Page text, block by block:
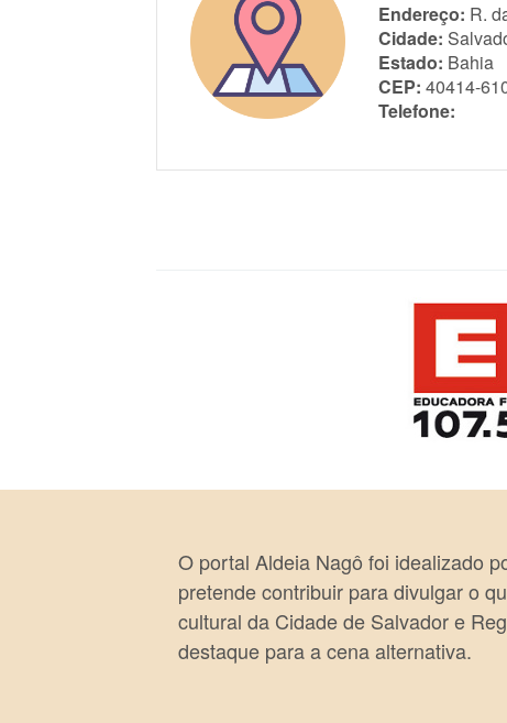
Endereço: R.
Cidade:
Estado: Bahia
CEP: 40414-
Telefone:
O portal Aldeia Nagô foi idealizado
pretende contribuir para divulgar o
cultural da Cidade de Salvador e
destaque para a cena alternativa.